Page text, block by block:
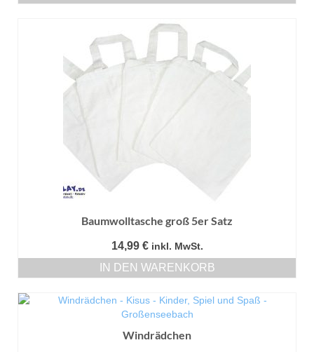
Baumwolltasche groß 5er Satz
14,99 € inkl. MwSt.
IN DEN WARENKORB
Windrädchen